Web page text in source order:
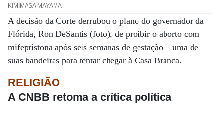
KIMIMASA MAYAMA
A decisão da Corte derrubou o plano do governador da
Flórida, Ron DeSantis (foto), de proibir o aborto com
mifepristona após seis semanas de gestação – uma de
suas bandeiras para tentar chegar à Casa Branca.
RELIGIÃO
A CNBB retoma a crítica política